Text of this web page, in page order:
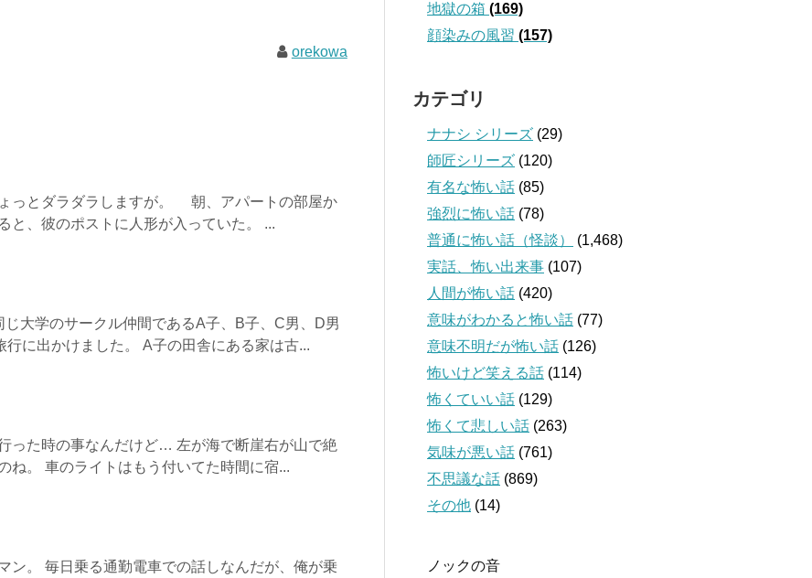
orekowa
っとダラダラしますが。 朝、アパートの部屋か
と、彼のポストに人形が入っていた。 ...
大学のサークル仲間であるA子、B子、C男、D男
行に出かけました。 A子の田舎にある家は古...
った時の事なんだけど… 左が海で断崖右が山で絶
ね。 車のライトはもう付いてた時間に宿...
ン。 毎日乗る通勤電車での話しなんだが、俺が乗
地獄の箱 (169)
顔染みの風習 (157)
カテゴリ
ナナシ シリーズ (29)
師匠シリーズ (120)
有名な怖い話 (85)
強烈に怖い話 (78)
普通に怖い話（怪談）
(1,468)
実話、怖い出来事 (107)
人間が怖い話 (420)
意味がわかると怖い話 (77)
意味不明だが怖い話 (126)
怖いけど笑える話 (114)
怖くていい話 (129)
怖くて悲しい話 (263)
気味が悪い話 (761)
不思議な話 (869)
その他 (14)
ノックの音